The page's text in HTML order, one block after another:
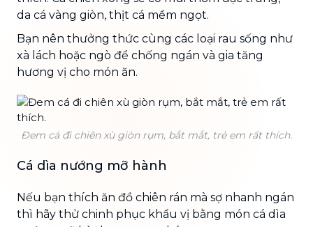
da cá vàng giòn, thịt cá mềm ngọt.
Bạn nên thưởng thức cùng các loại rau sống như
xà lách hoặc ngò để chống ngán và gia tăng
hương vị cho món ăn.
Đem cá đi chiên xù giòn rụm, bắt mắt, trẻ em rất thích.
Cá dìa nướng mỡ hành
Nếu bạn thích ăn đồ chiên rán mà sợ nhanh ngán
thì hãy thử chinh phục khẩu vị bằng món cá dìa